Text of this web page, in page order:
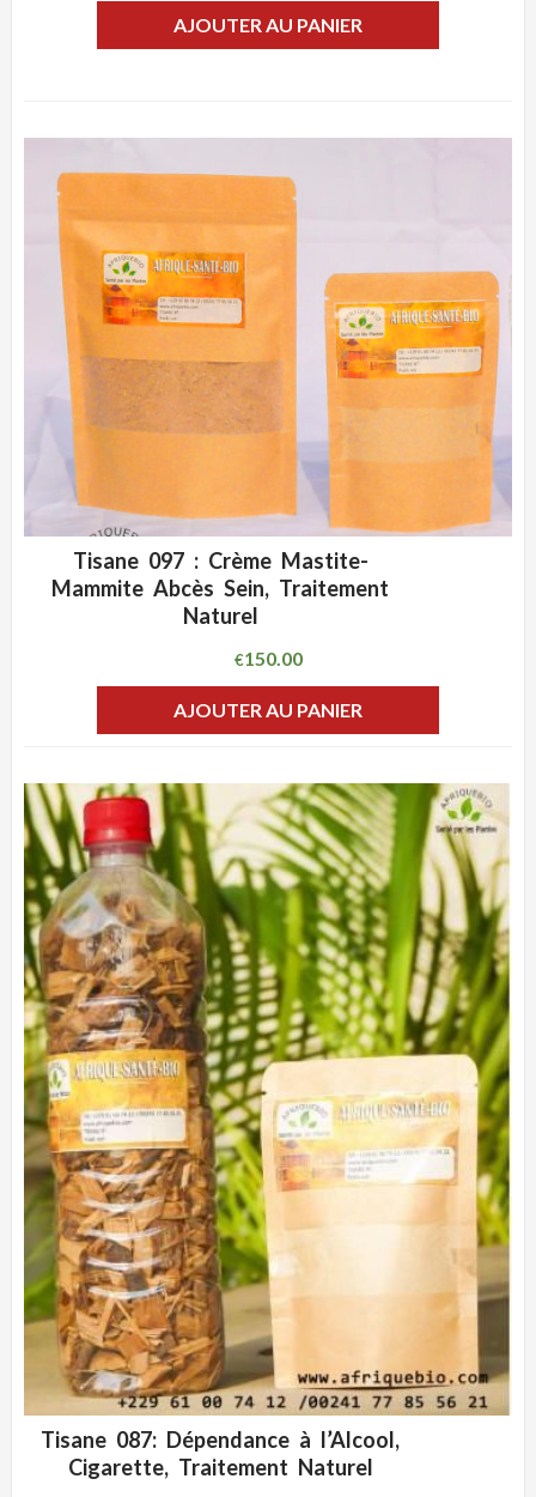
AJOUTER AU PANIER
ADD WISHLIST
Tisane 097 : Crème Mastite-
Mammite Abcès Sein, Traitement
Naturel
€150.00
AJOUTER AU PANIER
CLIQUEZ POUR VOIR
ADD WISHLIST
Tisane 087: Dépendance à l’Alcool,
Cigarette, Traitement Naturel